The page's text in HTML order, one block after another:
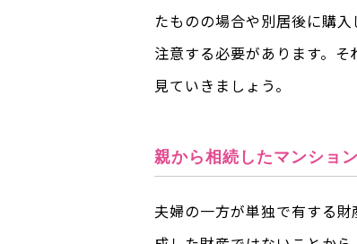
たものの場合や別居後に購
注意する必要があります。
見ていきましょう。
親から相続したマンショ
夫婦の一方が単独で有する